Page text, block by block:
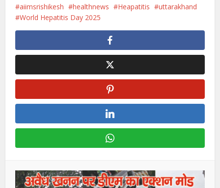
aiimsrishikesh healthnews Heapatitis
uttarakhand
World Hepatitis Day 2025